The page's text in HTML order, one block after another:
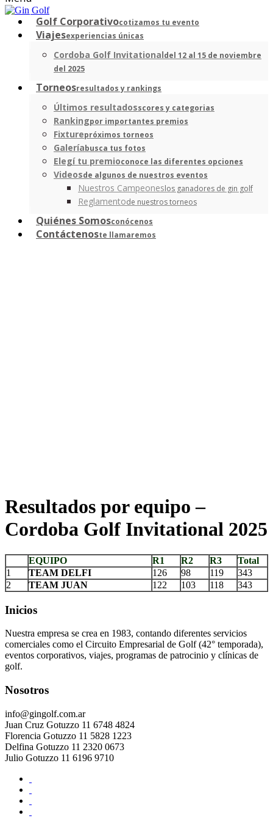
Golf Corporativocotizamos tu evento
Viajesexperiencias únicas
Cordoba Golf Invitationaldel 12 al 15 de noviembre
del 2025
Torneosresultados y rankings
Últimos resultadosscores y categorias
Rankingpor importantes premios
Fixturepróximos torneos
Galeríabusca tus fotos
Elegí tu premioconoce las diferentes opciones
Videosde algunos de nuestros eventos
Nuestros Campeoneslos ganadores de gin golf
Reglamentode nuestros torneos
Quiénes Somosconócenos
Contáctenoste llamaremos
Resultados por equipo –
Cordoba Golf Invitational 2025
EQUIPO R1 R2 R3
Total
1
TEAM DELFI 126 98 119
343
2
TEAM JUAN 122 103 118 343
Inicios
Nuestra empresa se crea en 1983, contando diferentes servicios
comerciales como el Circuito Empresarial de Golf (42° temporada),
eventos corporativos, viajes, programas de patrocinio y clínicas de
golf.
Nosotros
info@gingolf.com.ar
Juan Cruz Gotuzzo 11 6748 4824
Florencia Gotuzzo 11 5828 1223
Delfina Gotuzzo 11 2320 0673
Julio Gotuzzo 11 6196 9710